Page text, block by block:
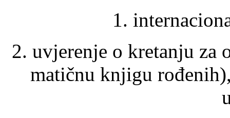
1.
2. uvjerenje o kretanju za
matičnu knjigu